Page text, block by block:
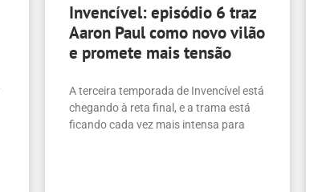
Invencível: episódio 6 traz
Aaron Paul como novo vilão
e promete mais tensão
A terceira temporada de Invencível está
chegando à reta final, e a trama está
ficando cada vez mais intensa para